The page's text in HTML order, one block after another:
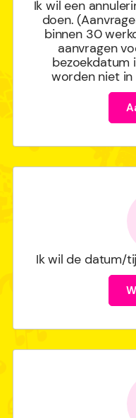
Ik wil een
doen.
binnen 30
aanvragen
bezoekdatum
worden niet in
Ik wil de datum/